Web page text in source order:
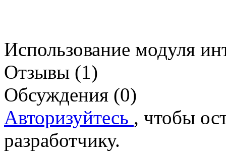
Использование модуля
Отзывы (1)
Обсуждения (0)
Авторизуйтесь , чтобы
разработчику.